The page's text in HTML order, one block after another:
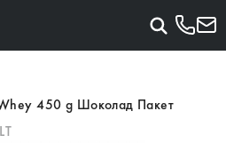
450 g Шоколад Пакет